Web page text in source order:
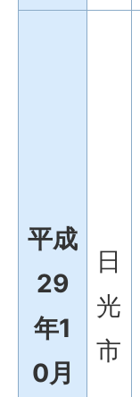
平成
29
年1
0月
日
光
市